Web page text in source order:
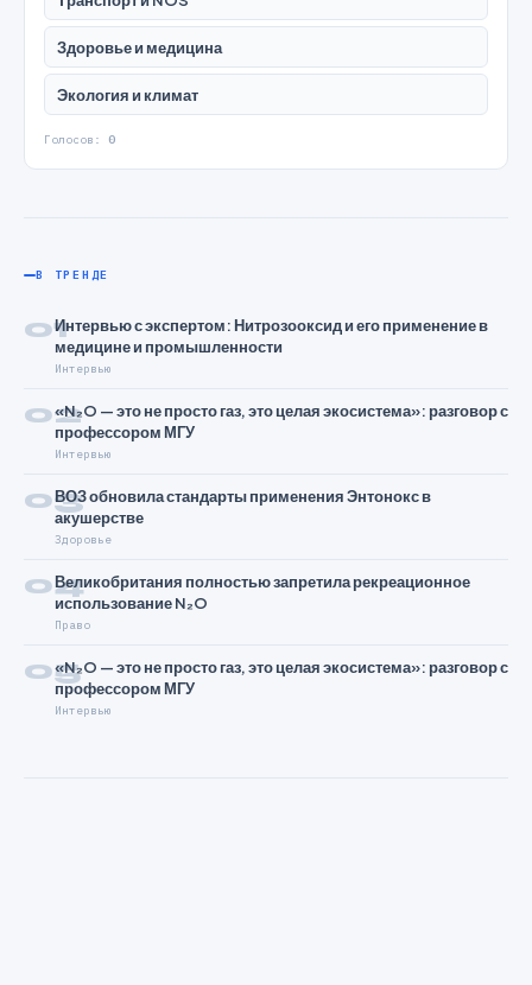
Здоровье и медицина
Экология и климат
Голосов: 0
В ТРЕНДЕ
01Интервью с экспертом: Нитрозооксид и его применение в
медицине и промышленности
Интервью
02«N₂O — это не просто газ, это целая экосистема»: разговор с
профессором МГУ
Интервью
03ВОЗ обновила стандарты применения Энтонокс в
акушерстве
Здоровье
04Великобритания полностью запретила рекреационное
использование N₂O
Право
05«N₂O — это не просто газ, это целая экосистема»: разговор с
профессором МГУ
Интервью